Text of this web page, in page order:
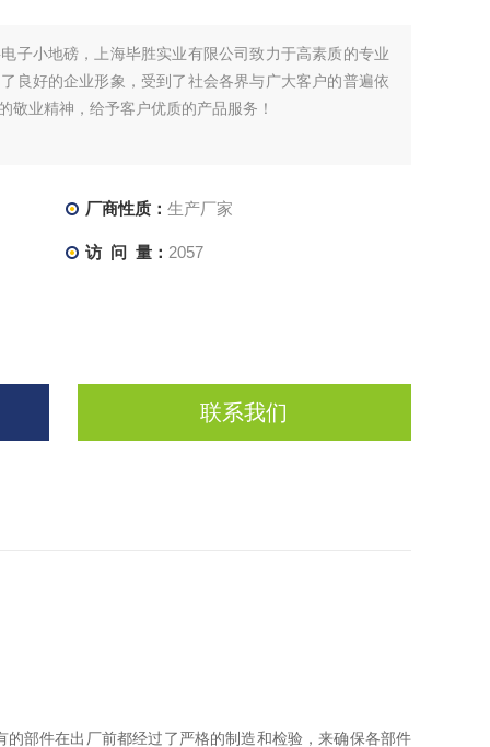
子小地磅，上海毕胜实业有限公司致力于高素质的专业
良好的企业形象，受到了社会各界与广大客户的普遍依
敬业精神，给予客户优质的产品服务！
厂商性质： 生产厂家
访 问 量： 2057
联系我们
件在出厂前都经过了严格的制造和检验，来确保各部件